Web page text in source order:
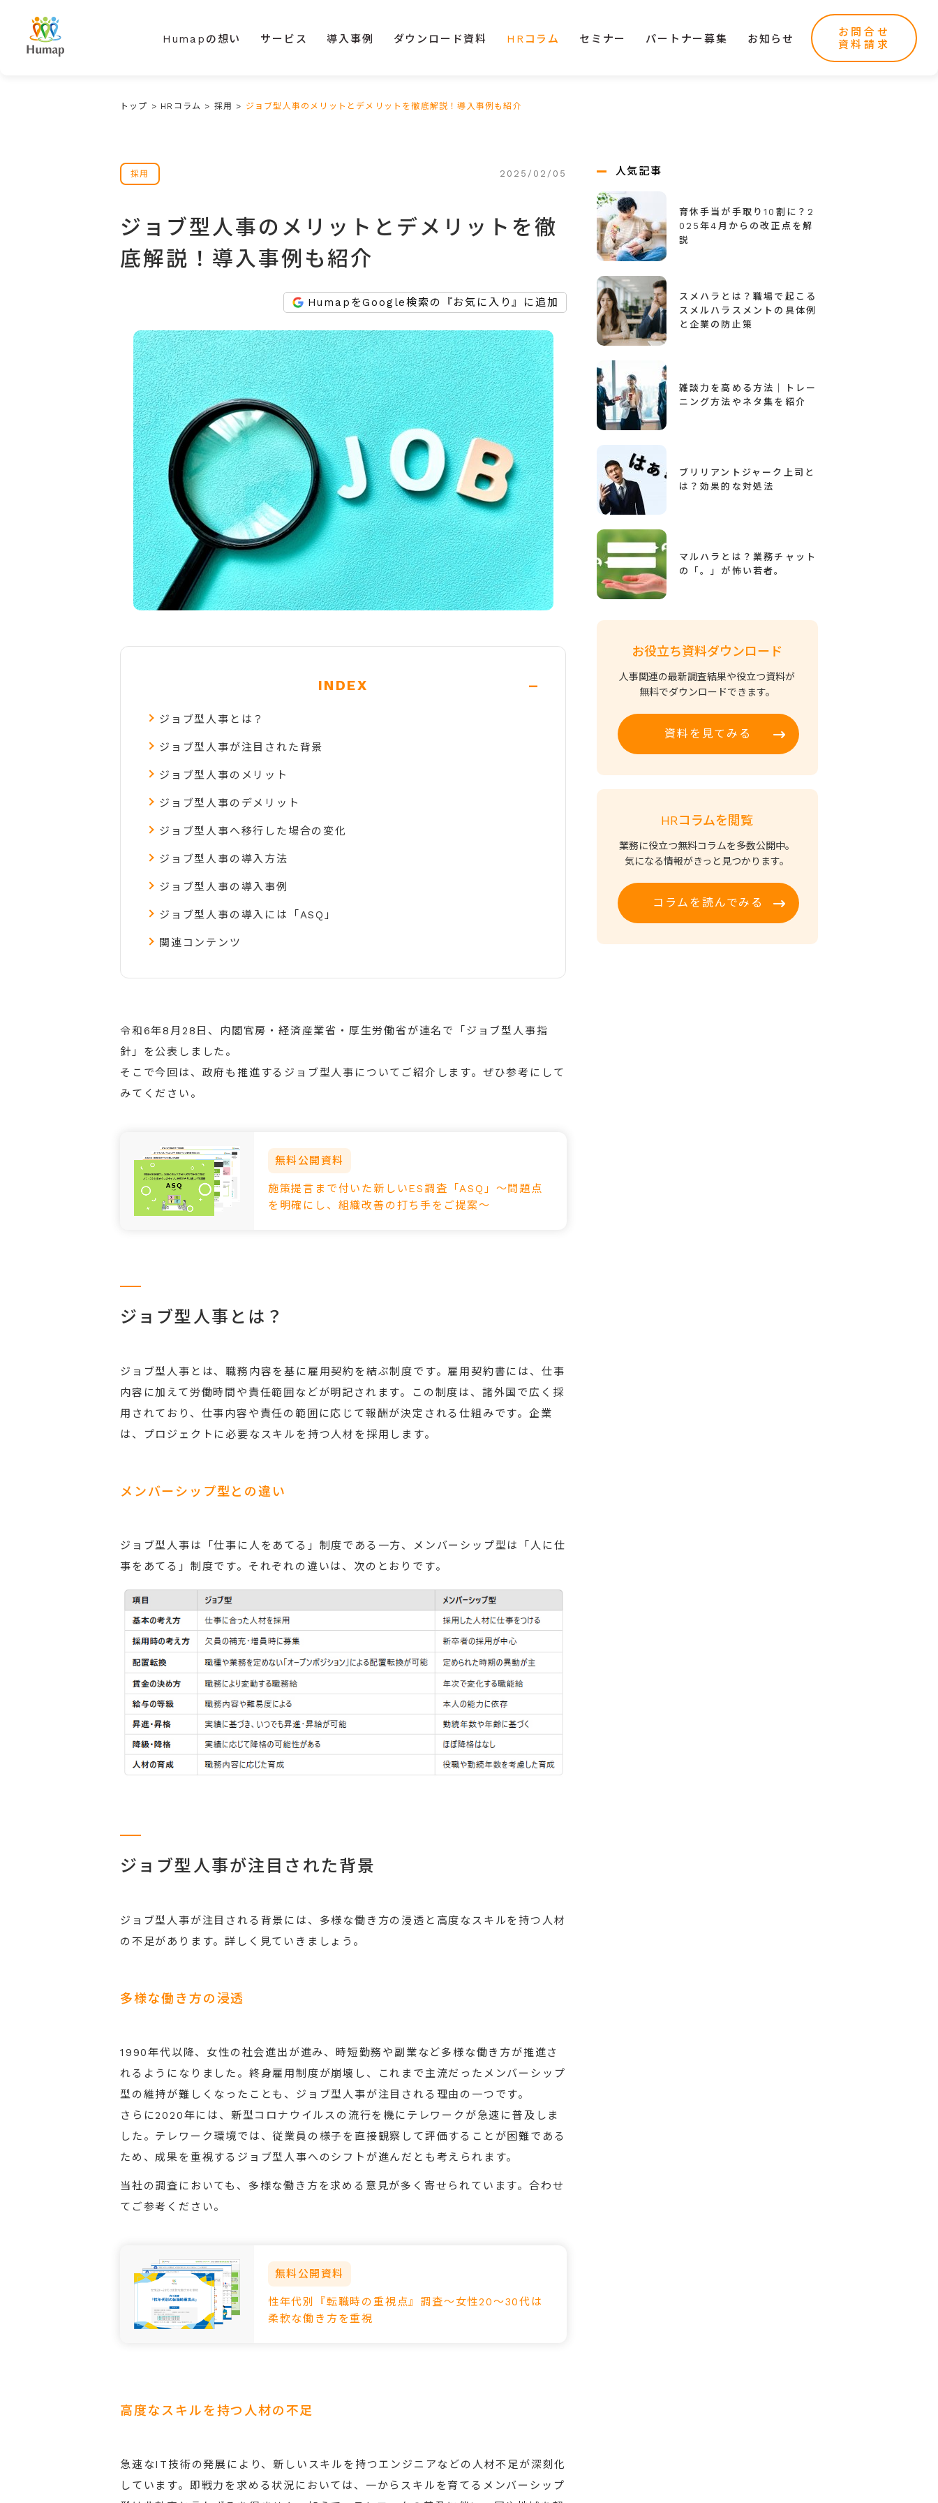
Humapの想い サービス 導入事例 ダウンロード資料 HRコラム セミナー パートナー募集 お知らせ
お問合せ
資料請求
トップ > HRコラム > 採用 > ジョブ型人事のメリットとデメリットを徹底解説！導入事例も紹介
採用 2025/02/05
ジョブ型人事のメリットとデメリットを徹
底解説！導入事例も紹介
HumapをGoogle検索の『お気に入り』に追加
INDEX -
ジョブ型人事とは？
ジョブ型人事が注目された背景
ジョブ型人事のメリット
ジョブ型人事のデメリット
ジョブ型人事へ移行した場合の変化
ジョブ型人事の導入方法
ジョブ型人事の導入事例
ジョブ型人事の導入には「ASQ」
関連コンテンツ
令和6年8月28日、内閣官房・経済産業省・厚生労働省が連名で「ジョブ型人事指
針」を公表しました。
そこで今回は、政府も推進するジョブ型人事についてご紹介します。ぜひ参考にして
みてください。
無料公開資料
施策提言まで付いた新しいES調査「ASQ」～問題点
を明確にし、組織改善の打ち手をご提案～
ジョブ型人事とは？
ジョブ型人事とは、職務内容を基に雇用契約を結ぶ制度です。雇用契約書には、仕事
内容に加えて労働時間や責任範囲などが明記されます。この制度は、諸外国で広く採
用されており、仕事内容や責任の範囲に応じて報酬が決定される仕組みです。企業
は、プロジェクトに必要なスキルを持つ人材を採用します。
メンバーシップ型との違い
ジョブ型人事は「仕事に人をあてる」制度である一方、メンバーシップ型は「人に仕
事をあてる」制度です。それぞれの違いは、次のとおりです。
ジョブ型人事が注目された背景
ジョブ型人事が注目される背景には、多様な働き方の浸透と高度なスキルを持つ人材
の不足があります。詳しく見ていきましょう。
多様な働き方の浸透
1990年代以降、女性の社会進出が進み、時短勤務や副業など多様な働き方が推進さ
れるようになりました。終身雇用制度が崩壊し、これまで主流だったメンバーシップ
型の維持が難しくなったことも、ジョブ型人事が注目される理由の一つです。
さらに2020年には、新型コロナウイルスの流行を機にテレワークが急速に普及しま
した。テレワーク環境では、従業員の様子を直接観察して評価することが困難である
ため、成果を重視するジョブ型人事へのシフトが進んだとも考えられます。
当社の調査においても、多様な働き方を求める意見が多く寄せられています。合わせ
てご参考ください。
無料公開資料
性年代別『転職時の重視点』調査～女性20～30代は
柔軟な働き方を重視
高度なスキルを持つ人材の不足
急速なIT技術の発展により、新しいスキルを持つエンジニアなどの人材不足が深刻化
しています。即戦力を求める状況においては、一からスキルを育てるメンバーシップ
人気記事
育休手当が手取り10割に？2
025年4月からの改正点を解
説
スメハラとは？職場で起こる
スメルハラスメントの具体例
と企業の防止策
雑談力を高める方法｜トレー
ニング方法やネタ集を紹介
ブリリアントジャーク上司と
は？効果的な対処法
マルハラとは？業務チャット
の「。」が怖い若者。
お役立ち資料ダウンロード
人事関連の最新調査結果や役立つ資料が
無料でダウンロードできます。
資料を見てみる
HRコラムを閲覧
業務に役立つ無料コラムを多数公開中。
気になる情報がきっと見つかります。
コラムを読んでみる